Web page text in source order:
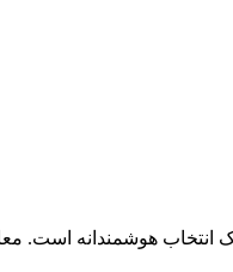
انتخاب هوشمندانه است.